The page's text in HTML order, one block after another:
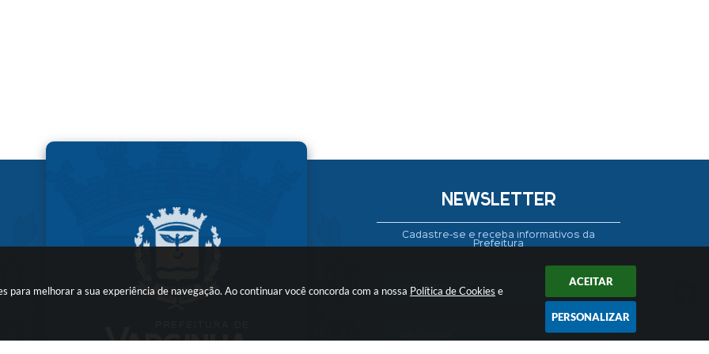
para melhorar a sua experiência de navegação. Ao continuar você concorda com a nossa Política de Cookies e
ACEITAR
PERSONALIZAR
NEWSLETTER
Cadastre-se e receba informativos da
Prefeitura